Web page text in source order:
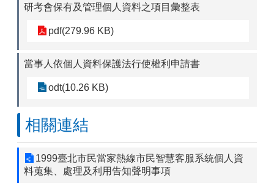
研考會保有及管理個人資料之項目彙整表
pdf(279.96 KB)
當事人依個人資料保護法行使權利申請書
odt(10.26 KB)
相關連結
1999臺北市民當家熱線市民智慧客服系統個人資
料蒐集、處理及利用告知聲明事項